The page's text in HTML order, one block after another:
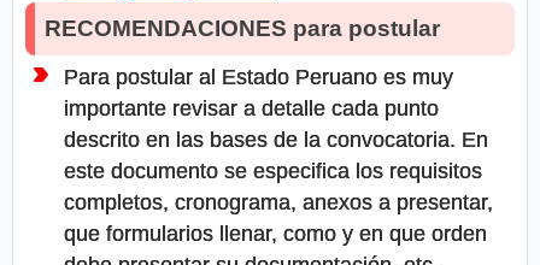
RECOMENDACIONES para postular
Para postular al Estado Peruano es muy
importante revisar a detalle cada punto
descrito en las bases de la convocatoria. En
este documento se especifica los requisitos
completos, cronograma, anexos a presentar,
que formularios llenar, como y en que orden